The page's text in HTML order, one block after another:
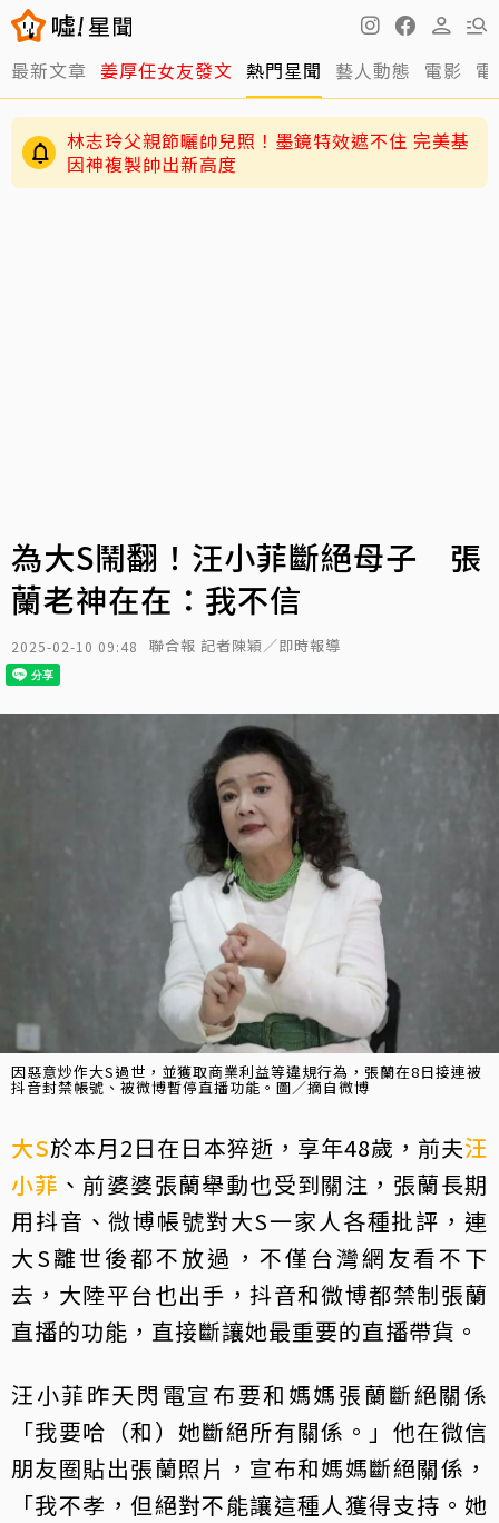
最新文章 姜厚任女友發文 熱門星聞 藝人動態 電影
林志玲父親節曬帥兒照！墨鏡特效遮不住 完美基
因神複製帥出新高度
為大S鬧翻！汪小菲斷絕母子 張
蘭老神在在：我不信
2025-02-10 09:48 聯合報 記者陳穎／即時報導
因惡意炒作大S過世，並獲取商業利益等違規行為，張蘭在8日接連被
抖音封禁帳號、被微博暫停直播功能。圖／摘自微博
大S於本月2日在日本猝逝，享年48歲，前夫汪
小菲 、前婆婆張蘭舉動也受到關注，張蘭長期
用抖音、微博帳號對大S一家人各種批評，連
大S離世後都不放過，不僅台灣網友看不下
去，大陸平台也出手，抖音和微博都禁制張蘭
直播的功能，直接斷讓她最重要的直播帶貨。
汪小菲昨天閃電宣布要和媽媽張蘭斷絕關係
「我要哈（和）她斷絕所有關係。」他在微信
朋友圈貼出張蘭照片，宣布和媽媽斷絕關係，
「我不孝，但絕對不能讓這種人獲得支持。她